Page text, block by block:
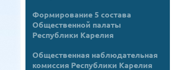
Формирование 5 состава
Общественной палаты
Республики Карелия
Общественная наблюдательная
комиссия Республики Карелия